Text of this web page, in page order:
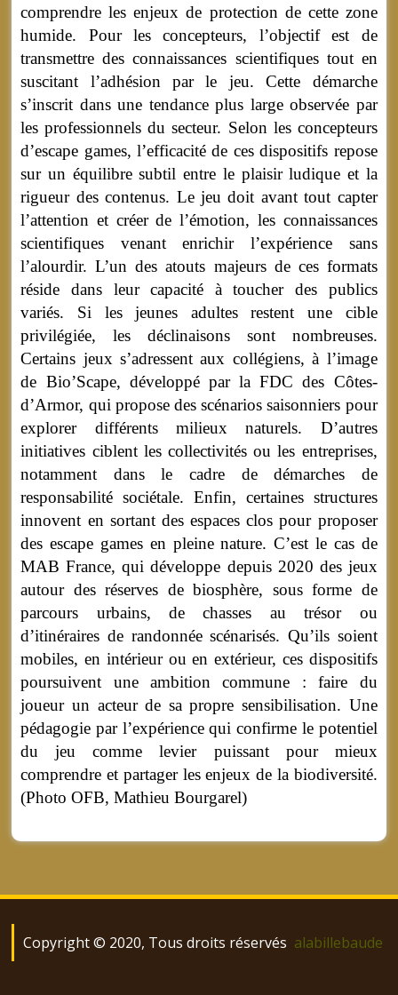
comprendre les enjeux de protection de cette zone
humide. Pour les concepteurs, l’objectif est de
transmettre des connaissances scientifiques tout en
suscitant l’adhésion par le jeu. Cette démarche
s’inscrit dans une tendance plus large observée par
les professionnels du secteur. Selon les concepteurs
d’escape games, l’efficacité de ces dispositifs repose
sur un équilibre subtil entre le plaisir ludique et la
rigueur des contenus. Le jeu doit avant tout capter
l’attention et créer de l’émotion, les connaissances
scientifiques venant enrichir l’expérience sans
l’alourdir. L’un des atouts majeurs de ces formats
réside dans leur capacité à toucher des publics
variés. Si les jeunes adultes restent une cible
privilégiée, les déclinaisons sont nombreuses.
Certains jeux s’adressent aux collégiens, à l’image
de Bio’Scape, développé par la FDC des Côtes-
d’Armor, qui propose des scénarios saisonniers pour
explorer différents milieux naturels. D’autres
initiatives ciblent les collectivités ou les entreprises,
notamment dans le cadre de démarches de
responsabilité sociétale. Enfin, certaines structures
innovent en sortant des espaces clos pour proposer
des escape games en pleine nature. C’est le cas de
MAB France, qui développe depuis 2020 des jeux
autour des réserves de biosphère, sous forme de
parcours urbains, de chasses au trésor ou
d’itinéraires de randonnée scénarisés. Qu’ils soient
mobiles, en intérieur ou en extérieur, ces dispositifs
poursuivent une ambition commune : faire du
joueur un acteur de sa propre sensibilisation. Une
pédagogie par l’expérience qui confirme le potentiel
du jeu comme levier puissant pour mieux
comprendre et partager les enjeux de la biodiversité.
(Photo OFB, Mathieu Bourgarel)
Copyright © 2020, Tous droits réservés alabillebaude